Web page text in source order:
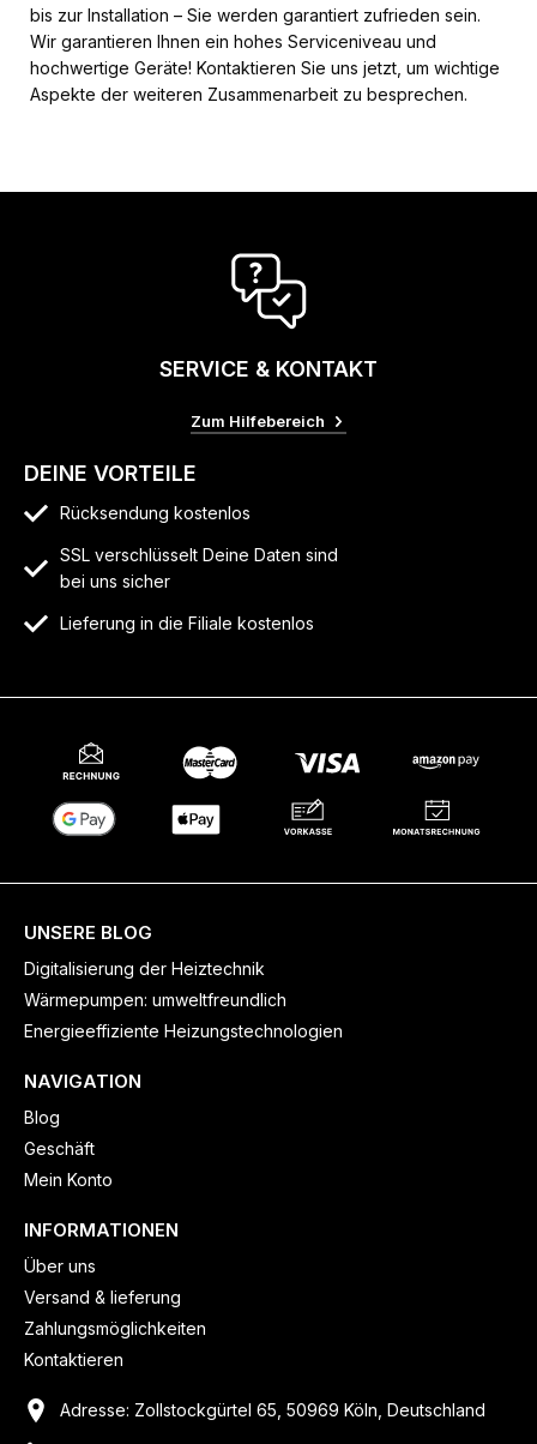
bis zur Installation – Sie werden garantiert zufrieden sein.
Wir garantieren Ihnen ein hohes Serviceniveau und
hochwertige Geräte! Kontaktieren Sie uns jetzt, um wichtige
Aspekte der weiteren Zusammenarbeit zu besprechen.
SERVICE & KONTAKT
Zum Hilfebereich
DEINE VORTEILE
Rücksendung kostenlos
SSL verschlüsselt Deine Daten sind
bei uns sicher
Lieferung in die Filiale kostenlos
UNSERE BLOG
Digitalisierung der Heiztechnik
Wärmepumpen: umweltfreundlich
Energieeffiziente Heizungstechnologien
NAVIGATION
Blog
Geschäft
Mein Konto
INFORMATIONEN
Über uns
Versand & lieferung
Zahlungsmöglichkeiten
Kontaktieren
Adresse: Zollstockgürtel 65, 50969 Köln, Deutschland